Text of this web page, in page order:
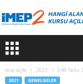
Ana sayfa 2021 048 Nolu
2021 GENELGELER